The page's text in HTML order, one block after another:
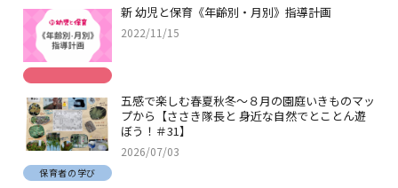
新 幼児と保育《年齢別・月別》指導計画
2022/11/15
五感で楽しむ春夏秋冬～８月の園庭いきものマッ
プから【ささき隊長と 身近な自然でとことん遊
ぼう！＃31】
2026/07/03
保育者の学び